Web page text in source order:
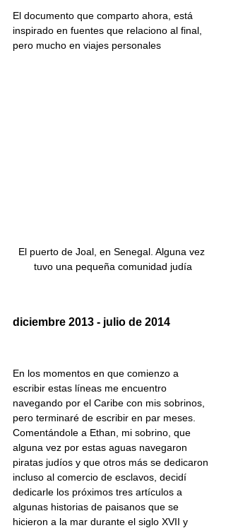
El documento que comparto ahora, está
inspirado en fuentes que relaciono al final,
pero mucho en viajes personales
El puerto de Joal, en Senegal. Alguna vez
tuvo una pequeña comunidad judía
diciembre 2013 - julio de 2014
En los momentos en que comienzo a
escribir estas líneas me encuentro
navegando por el Caribe con mis sobrinos,
pero terminaré de escribir en par meses.
Comentándole a Ethan, mi sobrino, que
alguna vez por estas aguas navegaron
piratas judíos y que otros más se dedicaron
incluso al comercio de esclavos, decidí
dedicarle los próximos tres artículos a
algunas historias de paisanos que se
hicieron a la mar durante el siglo XVII y